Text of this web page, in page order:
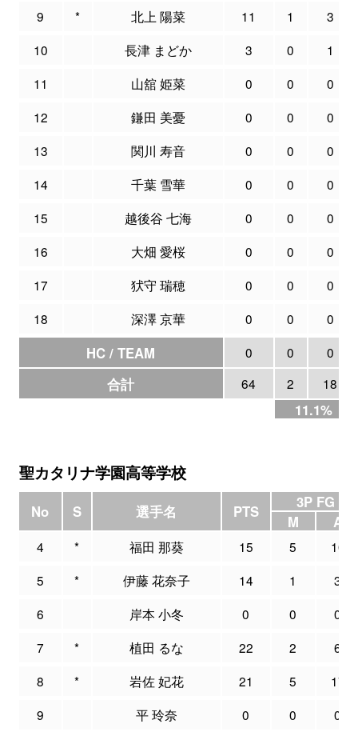
9
* 北上 陽菜 11 1
3
10
長津 まどか 3 0
1
11
山舘 姫菜 0 0
0
12
鎌田 美憂 0 0
0
13
関川 寿音 0 0
0
14
千葉 雪華 0 0
0
15
越後谷 七海 0 0
0
16
大畑 愛桜 0 0
0
17
犾守 瑞穂 0 0
0
18
深澤 京華 0 0 0
HC / TEAM 0 0 0
合計 64 2 18
11.1%
聖カタリナ学園高等学校
No S 選手名 PTS
3P FG
M
A
4 * 福田 那葵 15 5
10
5
* 伊藤 花奈子 14 1
3
6
岸本 小冬 0 0
0
7
* 植田 るな 22 2
6
8
* 岩佐 妃花 21 5
17
9
平 玲奈 0 0 0